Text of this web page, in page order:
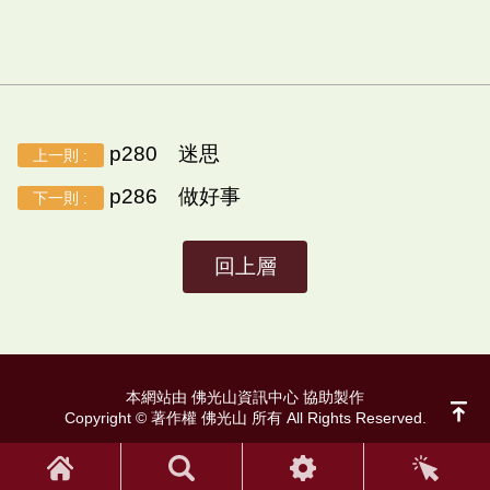
上一則 : p280 迷思
下一則 : p286 做好事
回上層
本網站由 佛光山資訊中心 協助製作
Copyright © 著作權 佛光山 所有 All Rights Reserved.